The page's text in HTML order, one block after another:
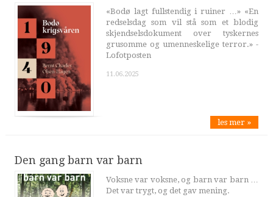
«Bodø lagt fullstendig i ruiner …» «En
redselsdag som vil stå som et blodig
skjendselsdokument over tyskernes
grusomme og umenneskelige terror.» -
Lofotposten
11.06.2025
les mer »
Den gang barn var barn
Voksne var voksne, og barn var barn …
Det var trygt, og det gav mening.